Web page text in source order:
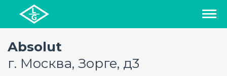
РЕГИОНЫ
Absolut
г. Москва, Зорге, д3